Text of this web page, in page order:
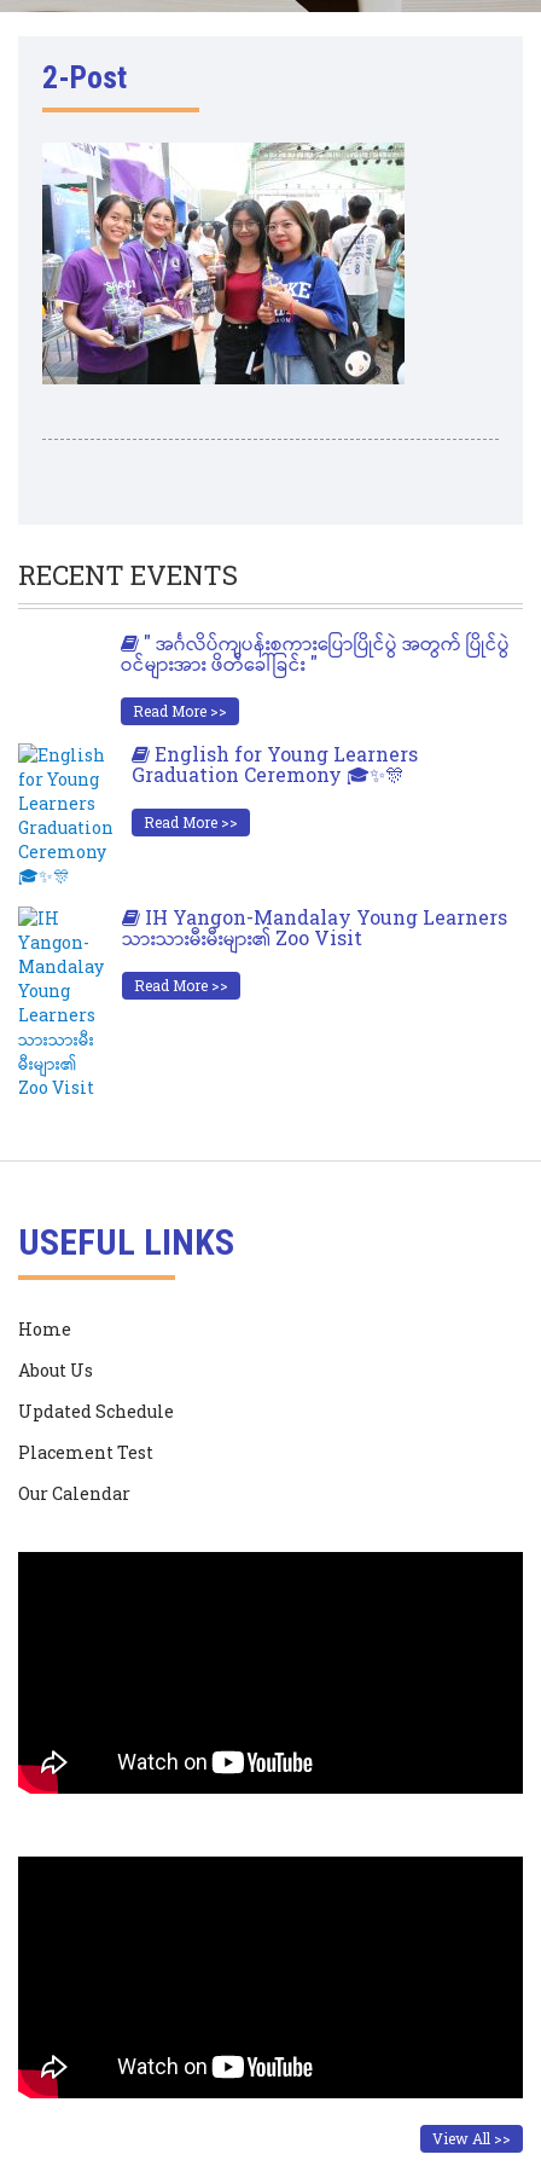
2-Post
RECENT EVENTS
" အင်္ဂလိပ်ကျပန်းစကားပြောပြိုင်ပွဲ အတွက် ပြိုင်ပွဲ
ဝင်များအား ဖိတ်ခေါ်ခြင်း "
Read More >>
English for Young Learners
Graduation Ceremony 🎓✨🎊
Read More >>
IH Yangon-Mandalay Young Learners
သားသားမီးမီးများ၏ Zoo Visit
Read More >>
USEFUL LINKS
Home
About Us
Updated Schedule
Placement Test
Our Calendar
View All >>